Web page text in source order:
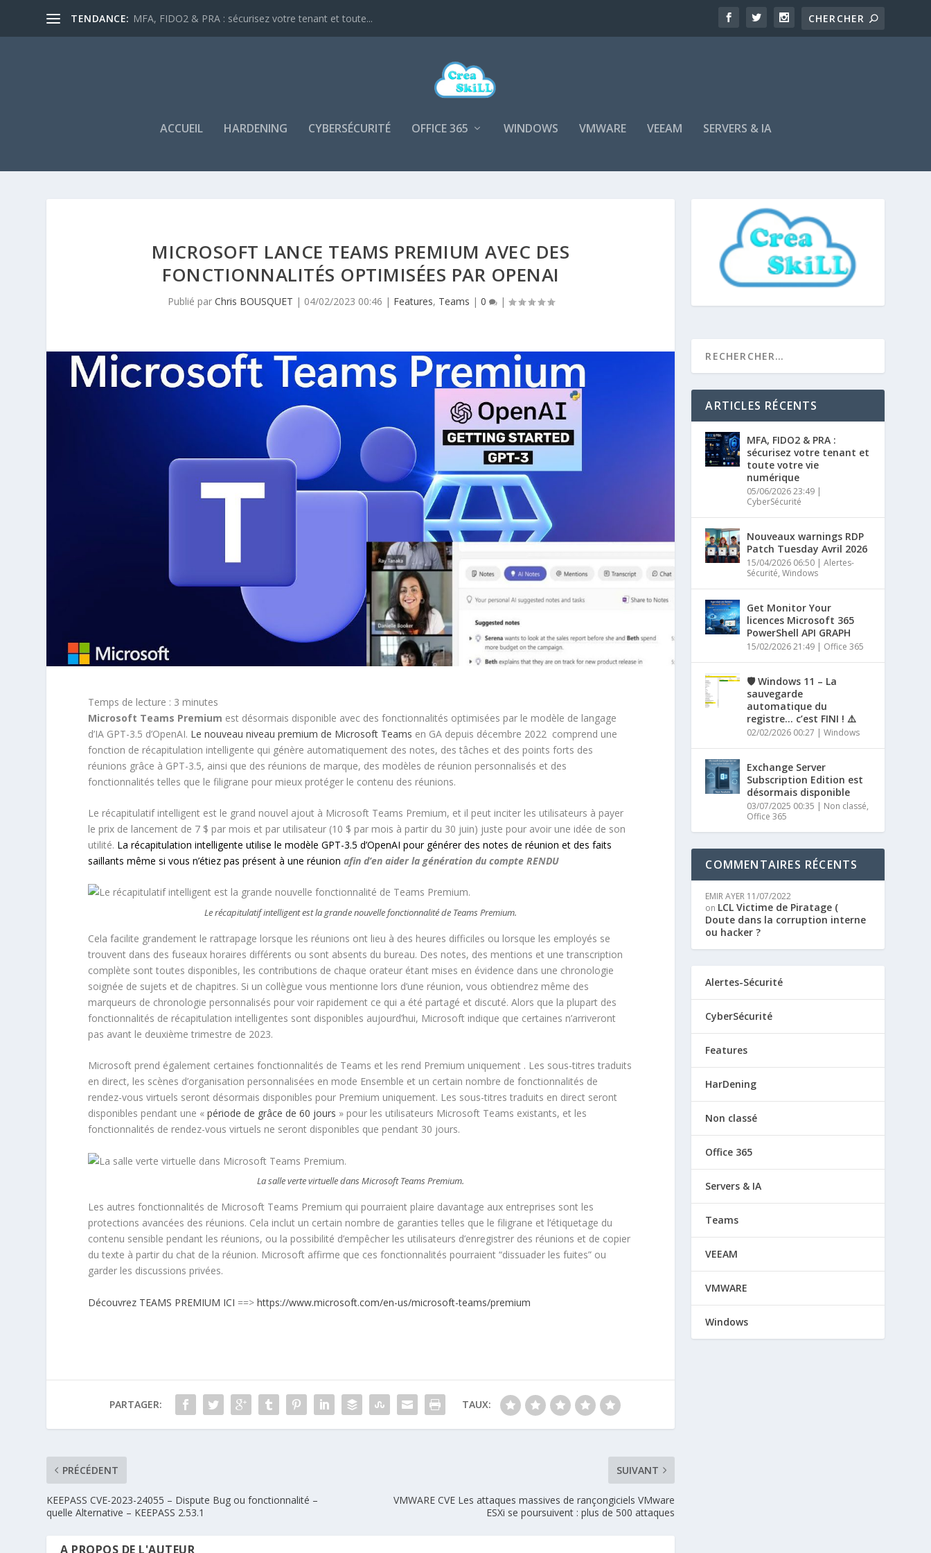
TENDANCE: MFA, FIDO2 & PRA : sécurisez votre tenant et toute...
ACCUEIL HARDENING CYBERSÉCURITÉ OFFICE 365 WINDOWS VMWARE VEEAM SERVERS & IA
MICROSOFT LANCE TEAMS PREMIUM AVEC DES
FONCTIONNALITÉS OPTIMISÉES PAR OPENAI
Publié par Chris BOUSQUET | 04/02/2023 00:46 | Features, Teams | 0 |
Temps de lecture : 3 minutes
Microsoft Teams Premium est désormais disponible avec des fonctionnalités optimisées par le modèle de langage
d’IA GPT-3.5 d’OpenAI. Le nouveau niveau premium de Microsoft Teams en GA depuis décembre 2022 comprend une
fonction de récapitulation intelligente qui génère automatiquement des notes, des tâches et des points forts des
réunions grâce à GPT-3.5, ainsi que des réunions de marque, des modèles de réunion personnalisés et des
fonctionnalités telles que le filigrane pour mieux protéger le contenu des réunions.
Le récapitulatif intelligent est le grand nouvel ajout à Microsoft Teams Premium, et il peut inciter les utilisateurs à payer
le prix de lancement de 7 $ par mois et par utilisateur (10 $ par mois à partir du 30 juin) juste pour avoir une idée de son
utilité. La récapitulation intelligente utilise le modèle GPT-3.5 d’OpenAI pour générer des notes de réunion et des faits
saillants même si vous n’étiez pas présent à une réunion afin d’en aider la génération du compte RENDU
Le récapitulatif intelligent est la grande nouvelle fonctionnalité de Teams Premium.
Cela facilite grandement le rattrapage lorsque les réunions ont lieu à des heures difficiles ou lorsque les employés se
trouvent dans des fuseaux horaires différents ou sont absents du bureau. Des notes, des mentions et une transcription
complète sont toutes disponibles, les contributions de chaque orateur étant mises en évidence dans une chronologie
soignée de sujets et de chapitres. Si un collègue vous mentionne lors d’une réunion, vous obtiendrez même des
marqueurs de chronologie personnalisés pour voir rapidement ce qui a été partagé et discuté. Alors que la plupart des
fonctionnalités de récapitulation intelligentes sont disponibles aujourd’hui, Microsoft indique que certaines n’arriveront
pas avant le deuxième trimestre de 2023.
Microsoft prend également certaines fonctionnalités de Teams et les rend Premium uniquement . Les sous-titres traduits
en direct, les scènes d’organisation personnalisées en mode Ensemble et un certain nombre de fonctionnalités de
rendez-vous virtuels seront désormais disponibles pour Premium uniquement. Les sous-titres traduits en direct seront
disponibles pendant une «période de grâce de 60 jours » pour les utilisateurs Microsoft Teams existants, et les
fonctionnalités de rendez-vous virtuels ne seront disponibles que pendant 30 jours.
La salle verte virtuelle dans Microsoft Teams Premium.
Les autres fonctionnalités de Microsoft Teams Premium qui pourraient plaire davantage aux entreprises sont les
protections avancées des réunions. Cela inclut un certain nombre de garanties telles que le filigrane et l’étiquetage du
contenu sensible pendant les réunions, ou la possibilité d’empêcher les utilisateurs d’enregistrer des réunions et de copier
du texte à partir du chat de la réunion. Microsoft affirme que ces fonctionnalités pourraient “dissuader les fuites” ou
garder les discussions privées.
Découvrez TEAMS PREMIUM ICI ==>https://www.microsoft.com/en-us/microsoft-teams/premium
PARTAGER: TAUX:
PRÉCÉDENT
KEEPASS CVE-2023-24055 – Dispute Bug ou fonctionnalité –
quelle Alternative – KEEPASS 2.53.1
SUIVANT
VMWARE CVE Les attaques massives de rançongiciels VMware
ESXi se poursuivent : plus de 500 attaques
A PROPOS DE L'AUTEUR
ARTICLES RÉCENTS
MFA, FIDO2 & PRA :
sécurisez votre tenant et
toute votre vie
numérique
05/06/2026 23:49 |
CyberSécurité
Nouveaux warnings RDP
Patch Tuesday Avril 2026
15/04/2026 06:50 |Alertes-
Sécurité,Windows
Get Monitor Your
licences Microsoft 365
PowerShell API GRAPH
15/02/2026 21:49 | Office 365
🛡️ Windows 11 – La
sauvegarde
automatique du
registre… c’est FINI ! ⚠️
02/02/2026 00:27 |Windows
Exchange Server
Subscription Edition est
désormais disponible
03/07/2025 00:35 | Non classé,
Office 365
COMMENTAIRES RÉCENTS
EMIR AYER 11/07/2022
on LCL Victime de Piratage (
Doute dans la corruption interne
ou hacker ?
Alertes-Sécurité
CyberSécurité
Features
HarDening
Non classé
Office 365
Servers & IA
Teams
VEEAM
VMWARE
Windows